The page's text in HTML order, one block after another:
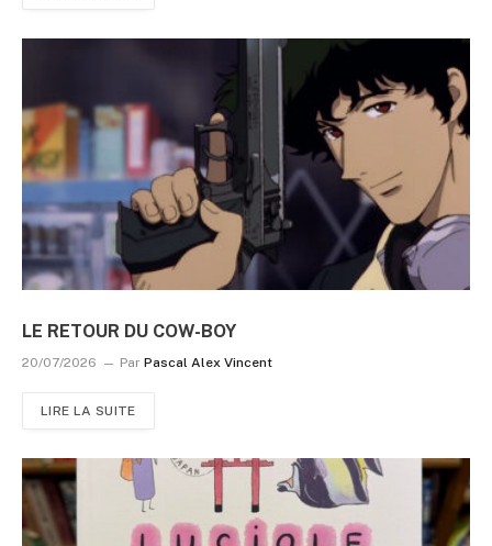
LE RETOUR DU COW-BOY
20/07/2026 Par Pascal Alex Vincent
LIRE LA SUITE